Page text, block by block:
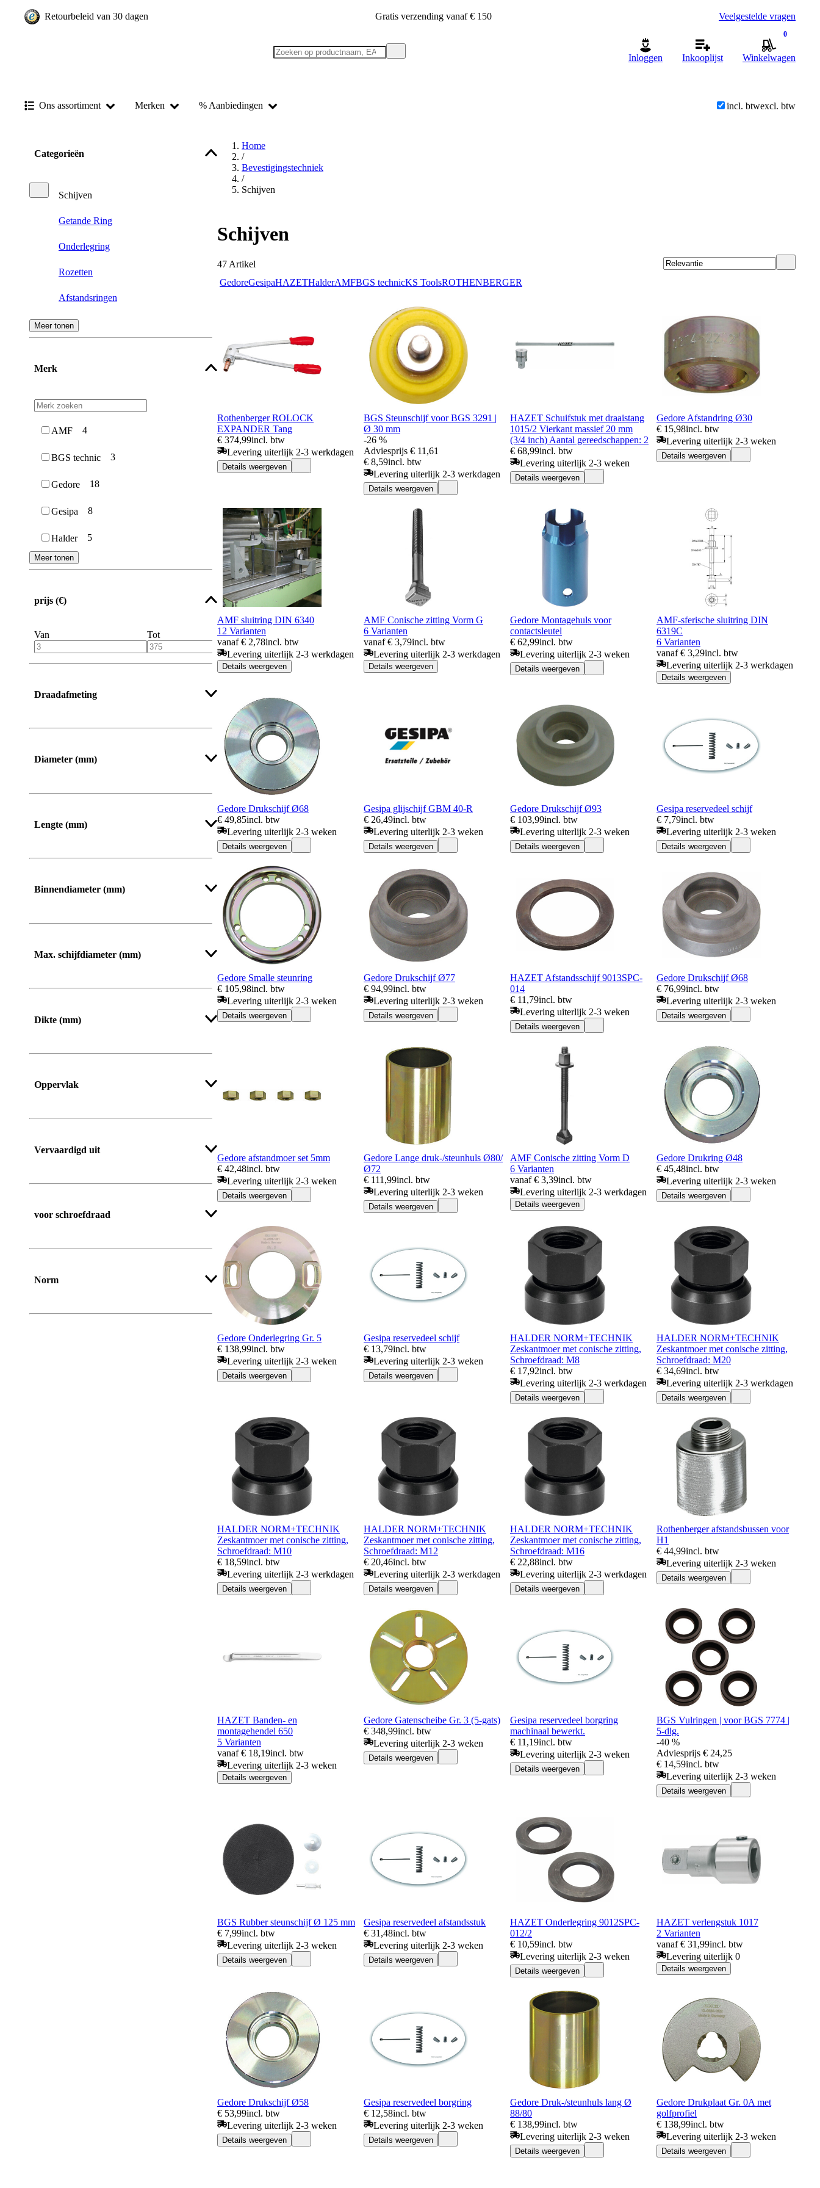
Retourbeleid van 30 dagen Gratis verzending vanaf € 150 Veelgestelde vragen
Inloggen Inkooplijst
0
Winkelwagen
Ons assortiment Merken % Aanbiedingen incl. btwexcl. btw
Categorieën
Schijven
Getande Ring
Onderlegring
Rozetten
Afstandsringen
Kogelschijf & conische mof
Schotelveer
Dichtingsringen
Meer tonen
Merk
AMF 4
BGS technic 3
Gedore 18
Gesipa 8
Halder 5
Meer tonen
prijs (€)
Van Tot
Draadafmeting
Diameter (mm)
Lengte (mm)
Van Tot
Binnendiameter (mm)
Max. schijfdiameter (mm)
Dikte (mm)
Oppervlak
Vervaardigd uit
voor schroefdraad
Norm
Home
/
Bevestigingstechniek
/
Schijven
Schijven
47 Artikel
GedoreGesipaHAZETHalderAMFBGS technicKS ToolsROTHENBERGER
Rothenberger ROLOCK
EXPANDER Tang
€ 374,99incl. btw
Levering uiterlijk 2-3 werkdagen
Details weergeven
BGS Steunschijf voor BGS 3291 |
Ø 30 mm
-26 %
Adviesprijs € 11,61
€ 8,59incl. btw
Levering uiterlijk 2-3 werkdagen
Details weergeven
HAZET Schuifstuk met draaistang
1015/2 Vierkant massief 20 mm
(3/4 inch) Aantal gereedschappen: 2
€ 68,99incl. btw
Levering uiterlijk 2-3 weken
Details weergeven
Gedore Afstandring Ø30
€ 15,98incl. btw
Levering uiterlijk 2-3 weken
Details weergeven
AMF sluitring DIN 6340
12 Varianten
vanaf € 2,78incl. btw
Levering uiterlijk 2-3 werkdagen
Details weergeven
AMF Conische zitting Vorm G
6 Varianten
vanaf € 3,79incl. btw
Levering uiterlijk 2-3 werkdagen
Details weergeven
Gedore Montagehuls voor
contactsleutel
€ 62,99incl. btw
Levering uiterlijk 2-3 weken
Details weergeven
AMF-sferische sluitring DIN
6319C
6 Varianten
vanaf € 3,29incl. btw
Levering uiterlijk 2-3 werkdagen
Details weergeven
Gedore Drukschijf Ø68
€ 49,85incl. btw
Levering uiterlijk 2-3 weken
Details weergeven
Gesipa glijschijf GBM 40-R
€ 26,49incl. btw
Levering uiterlijk 2-3 weken
Details weergeven
Gedore Drukschijf Ø93
€ 103,99incl. btw
Levering uiterlijk 2-3 weken
Details weergeven
Gesipa reservedeel schijf
€ 7,79incl. btw
Levering uiterlijk 2-3 weken
Details weergeven
Gedore Smalle steunring
€ 105,98incl. btw
Levering uiterlijk 2-3 weken
Details weergeven
Gedore Drukschijf Ø77
€ 94,99incl. btw
Levering uiterlijk 2-3 weken
Details weergeven
HAZET Afstandsschijf 9013SPC-
014
€ 11,79incl. btw
Levering uiterlijk 2-3 weken
Details weergeven
Gedore Drukschijf Ø68
€ 76,99incl. btw
Levering uiterlijk 2-3 weken
Details weergeven
Gedore afstandmoer set 5mm
€ 42,48incl. btw
Levering uiterlijk 2-3 weken
Details weergeven
Gedore Lange druk-/steunhuls Ø80/
Ø72
€ 111,99incl. btw
Levering uiterlijk 2-3 weken
Details weergeven
AMF Conische zitting Vorm D
6 Varianten
vanaf € 3,39incl. btw
Levering uiterlijk 2-3 werkdagen
Details weergeven
Gedore Drukring Ø48
€ 45,48incl. btw
Levering uiterlijk 2-3 weken
Details weergeven
Gedore Onderlegring Gr. 5
€ 138,99incl. btw
Levering uiterlijk 2-3 weken
Details weergeven
Gesipa reservedeel schijf
€ 13,79incl. btw
Levering uiterlijk 2-3 weken
Details weergeven
HALDER NORM+TECHNIK
Zeskantmoer met conische zitting,
Schroefdraad: M8
€ 17,92incl. btw
Levering uiterlijk 2-3 werkdagen
Details weergeven
HALDER NORM+TECHNIK
Zeskantmoer met conische zitting,
Schroefdraad: M20
€ 34,69incl. btw
Levering uiterlijk 2-3 werkdagen
Details weergeven
HALDER NORM+TECHNIK
Zeskantmoer met conische zitting,
Schroefdraad: M10
€ 18,59incl. btw
Levering uiterlijk 2-3 werkdagen
Details weergeven
HALDER NORM+TECHNIK
Zeskantmoer met conische zitting,
Schroefdraad: M12
€ 20,46incl. btw
Levering uiterlijk 2-3 werkdagen
Details weergeven
HALDER NORM+TECHNIK
Zeskantmoer met conische zitting,
Schroefdraad: M16
€ 22,88incl. btw
Levering uiterlijk 2-3 werkdagen
Details weergeven
Rothenberger afstandsbussen voor
H1
€ 44,99incl. btw
Levering uiterlijk 2-3 weken
Details weergeven
HAZET Banden- en
montagehendel 650
5 Varianten
vanaf € 18,19incl. btw
Levering uiterlijk 2-3 weken
Details weergeven
Gedore Gatenscheibe Gr. 3 (5-gats)
€ 348,99incl. btw
Levering uiterlijk 2-3 weken
Details weergeven
Gesipa reservedeel borgring
machinaal bewerkt.
€ 11,19incl. btw
Levering uiterlijk 2-3 weken
Details weergeven
BGS Vulringen | voor BGS 7774 |
5-dlg.
-40 %
Adviesprijs € 24,25
€ 14,59incl. btw
Levering uiterlijk 2-3 weken
Details weergeven
BGS Rubber steunschijf Ø 125 mm
€ 7,99incl. btw
Levering uiterlijk 2-3 weken
Details weergeven
Gesipa reservedeel afstandsstuk
€ 31,48incl. btw
Levering uiterlijk 2-3 weken
Details weergeven
HAZET Onderlegring 9012SPC-
012/2
€ 10,59incl. btw
Levering uiterlijk 2-3 weken
Details weergeven
HAZET verlengstuk 1017
2 Varianten
vanaf € 31,99incl. btw
Levering uiterlijk 0
Details weergeven
Gedore Drukschijf Ø58
€ 53,99incl. btw
Levering uiterlijk 2-3 weken
Details weergeven
Gesipa reservedeel borgring
€ 12,58incl. btw
Levering uiterlijk 2-3 weken
Details weergeven
Gedore Druk-/steunhuls lang Ø
88/80
€ 138,99incl. btw
Levering uiterlijk 2-3 weken
Details weergeven
Gedore Drukplaat Gr. 0A met
golfprofiel
€ 138,99incl. btw
Levering uiterlijk 2-3 weken
Details weergeven